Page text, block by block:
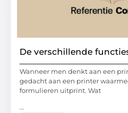
De verschillende
Wanneer men denkt aan een
gedacht aan een printer
formulieren uitprint. Wat
...